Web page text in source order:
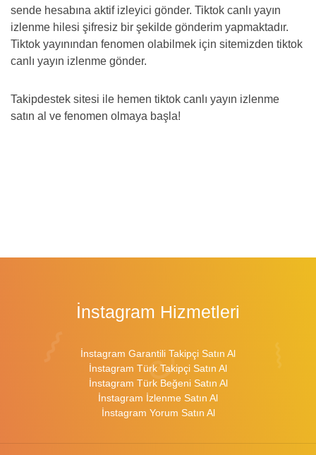
sende hesabına aktif izleyici gönder. Tiktok canlı yayın
izlenme hilesi şifresiz bir şekilde gönderim yapmaktadır.
Tiktok yayınından fenomen olabilmek için sitemizden tiktok
canlı yayın izlenme gönder.
Takipdestek sitesi ile hemen tiktok canlı yayın izlenme
satın al ve fenomen olmaya başla!
İnstagram Hizmetleri
İnstagram Garantili Takipçi Satın Al
İnstagram Türk Takipçi Satın Al
İnstagram Türk Beğeni Satın Al
İnstagram İzlenme Satın Al
İnstagram Yorum Satın Al